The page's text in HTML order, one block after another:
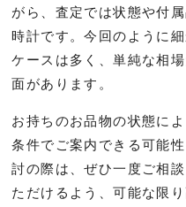
がら、査定では状態や付
時計です。今回のように
ケースは多く、単純な相
面があります。
お持ちのお品物の状態に
条件でご案内できる可能
討の際は、ぜひ一度ご相
ただけるよう、可能な限